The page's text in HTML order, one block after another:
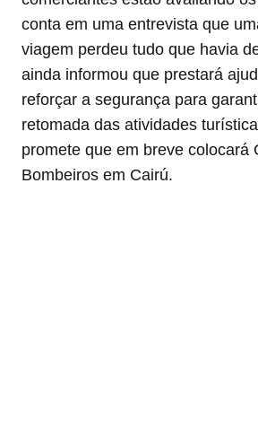
conta em uma entrevista que
viagem perdeu tudo que havia
ainda informou que prestará
reforçar a segurança para
retomada das atividades
promete que em breve colocará
Bombeiros em Cairú.